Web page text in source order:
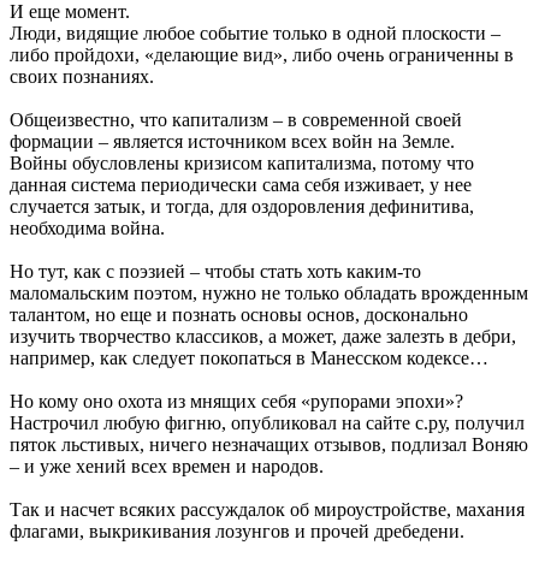
И еще момент.
Люди, видящие любое событие только в одной плоскости –
либо пройдохи, «делающие вид», либо очень ограниченны в
своих познаниях.
Общеизвестно, что капитализм – в современной своей
формации – является источником всех войн на Земле.
Войны обусловлены кризисом капитализма, потому что
данная система периодически сама себя изживает, у нее
случается затык, и тогда, для оздоровления дефинитива,
необходима война.
Но тут, как с поэзией – чтобы стать хоть каким-то
маломальским поэтом, нужно не только обладать врожденным
талантом, но еще и познать основы основ, досконально
изучить творчество классиков, а может, даже залезть в дебри,
например, как следует покопаться в Манесском кодексе…
Но кому оно охота из мнящих себя «рупорами эпохи»?
Настрочил любую фигню, опубликовал на сайте с.ру, получил
пяток льстивых, ничего незначащих отзывов, подлизал Воняю
– и уже хений всех времен и народов.
Так и насчет всяких рассуждалок об мироустройстве, махания
флагами, выкрикивания лозунгов и прочей дребедени.